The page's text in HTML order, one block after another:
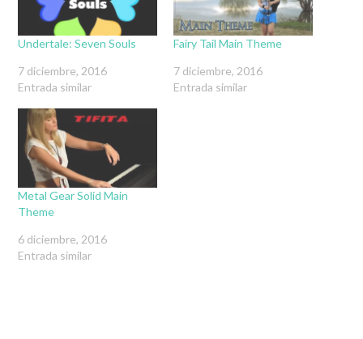
Undertale: Seven Souls
7 diciembre, 2016
Entrada similar
Fairy Tail Main Theme
7 diciembre, 2016
Entrada similar
Metal Gear Solid Main
Theme
6 diciembre, 2016
Entrada similar